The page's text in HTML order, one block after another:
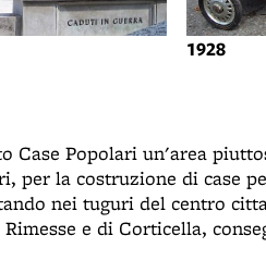
1928
Case Popolari un'area
per la costruzione di case
nei tuguri del centro
e di Corticella,
ospitati dopo la guerra in